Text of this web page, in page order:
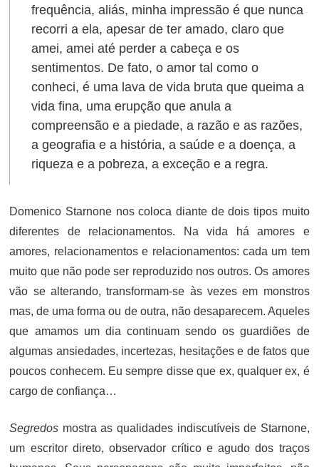
frequência, aliás, minha impressão é que nunca
recorri a ela, apesar de ter amado, claro que
amei, amei até perder a cabeça e os
sentimentos. De fato, o amor tal como o
conheci, é uma lava de vida bruta que queima a
vida fina, uma erupção que anula a
compreensão e a piedade, a razão e as razões,
a geografia e a história, a saúde e a doença, a
riqueza e a pobreza, a exceção e a regra.
Domenico Starnone nos coloca diante de dois tipos muito
diferentes de relacionamentos. Na vida há amores e
amores, relacionamentos e relacionamentos: cada um tem
muito que não pode ser reproduzido nos outros. Os amores
vão se alterando, transformam-se às vezes em monstros
mas, de uma forma ou de outra, não desaparecem. Aqueles
que amamos um dia continuam sendo os guardiões de
algumas ansiedades, incertezas, hesitações e de fatos que
poucos conhecem. Eu sempre disse que ex, qualquer ex, é
cargo de confiança…
Segredos mostra as qualidades indiscutíveis ​​de Starnone,
um escritor direto, observador crítico e agudo dos traços